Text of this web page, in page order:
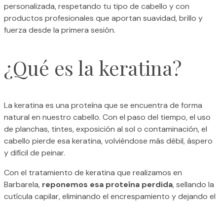
personalizada, respetando tu tipo de cabello y con
productos profesionales que aportan suavidad, brillo y
fuerza desde la primera sesión.
¿Qué es la keratina?
La keratina es una proteína que se encuentra de forma
natural en nuestro cabello. Con el paso del tiempo, el uso
de planchas, tintes, exposición al sol o contaminación, el
cabello pierde esa keratina, volviéndose más débil, áspero
y difícil de peinar.
Con el tratamiento de keratina que realizamos en
Barbarela, reponemos esa proteína perdida, sellando la
cutícula capilar, eliminando el encrespamiento y dejando el